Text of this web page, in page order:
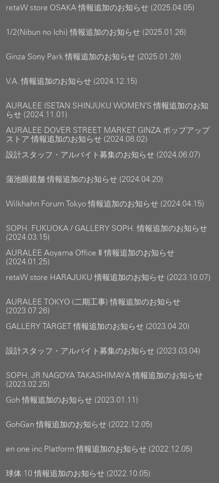
retaW store OSAKA 情報追加のお知らせ (2025.04.05)
1/2(Nibun no Ichi) 情報追加のお知らせ (2025.01.26)
Ginza Sony Park 情報追加のお知らせ (2025.01.26)
V.A. 情報追加のお知らせ (2024.12.15)
AURALEE ISETAN SHINJUKU WOMEN'S 情報追加のお知
らせ (2024.11.01)
AURALEE DOVER STREET MARKET GINZA ポップアップ
ストア 情報追加のお知らせ (2024.08.02)
設計スタッフ・アルバイト募集のお知らせ (2024.06.07)
蒲池眼鏡舗 情報追加のお知らせ (2024.04.20)
Wilkhahn Forum Tokyo 情報追加のお知らせ (2024.04.15)
SOPH. FUKUOKA / GALLERY SOPH. 情報追加のお知らせ
(2024.03.15)
AURALEE Aoyama Office Ⅱ 情報追加のお知らせ
(2024.01.25)
retaW store HARAJUKU 情報追加のお知らせ (2023.10.07)
AURALEE TOKYO (二期工事) 情報追加のお知らせ
(2023.07.26)
GALLERY TARGET 情報追加のお知らせ (2023.04.20)
設計スタッフ・アルバイト募集のお知らせ (2023.03.04)
SOPH. JR NAGOYA TAKASHIMAYA 情報追加のお知らせ
(2023.02.25)
Goh 情報追加のお知らせ (2023.01.11)
GohGan 情報追加のお知らせ (2022.12.05)
en one inc Platform 情報追加のお知らせ (2022.12.05)
球体 10 情報追加のお知らせ (2022.10.05)